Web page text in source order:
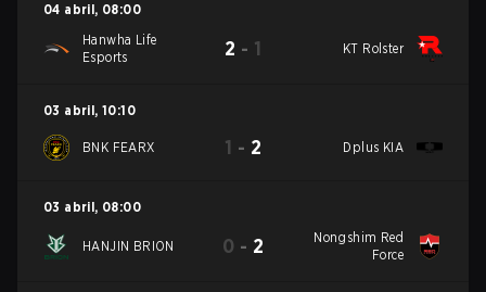
04 abril, 08:00
Hanwha Life
Esports
2 - 1 KT Rolster
03 abril, 10:10
BNK FEARX 1 - 2 Dplus KIA
03 abril, 08:00
HANJIN BRION 0 - 2
Nongshim Red
Force